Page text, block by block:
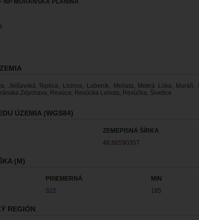
NP MURÁNSKA PLANINA
Jelšavská Teplica, Licince, Lubeník, Meliata, Mokrá Lúka, Muráň,
Zdychava, Revúca, Revúcka Lehota, Revúčka, Šivetice
ÚZEMIA (WGS84)
ZEMEPISNÁ ŠÍRKA
48,66590357
(M)
PRIEMERNÁ
322
MIN
185
REGIÓN